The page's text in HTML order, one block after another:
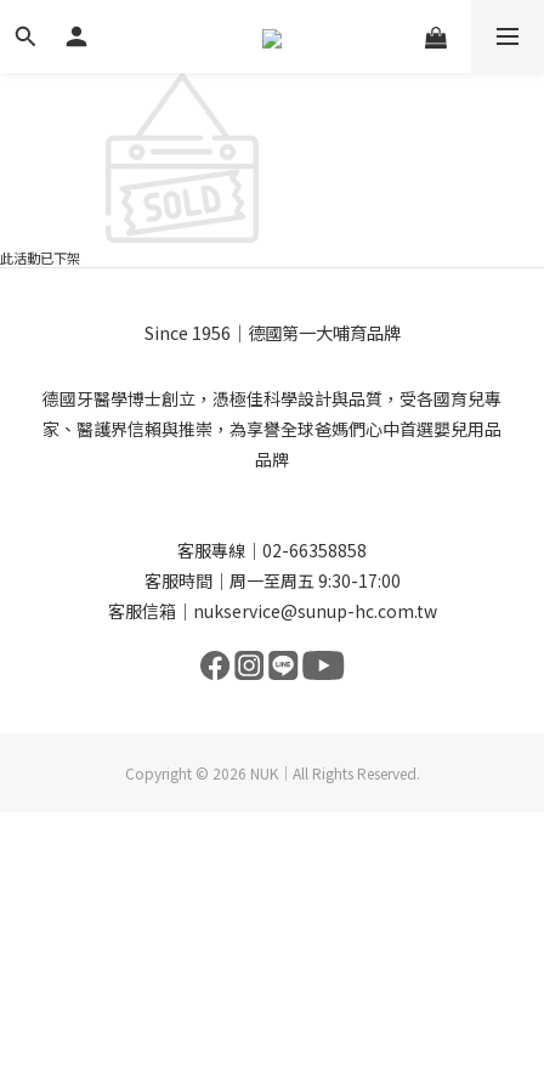
此活動已下架
Since 1956｜德國第一大哺育品牌
德國牙醫學博士創立，憑極佳科學設計與品質，受各國育兒專
家、醫護界信賴與推崇，為享譽全球爸媽們心中首選嬰兒用品
品牌
客服專線｜02-66358858
客服時間｜周一至周五 9:30-17:00
客服信箱｜nukservice@sunup-hc.com.tw
Copyright © 2026 NUK｜All Rights Reserved.